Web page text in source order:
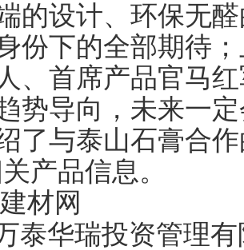
的设计、环保无
份下的全部期待
、首席产品官马
势导向，未来一
了与泰山石膏合
产品信息。
泰华瑞投资管理